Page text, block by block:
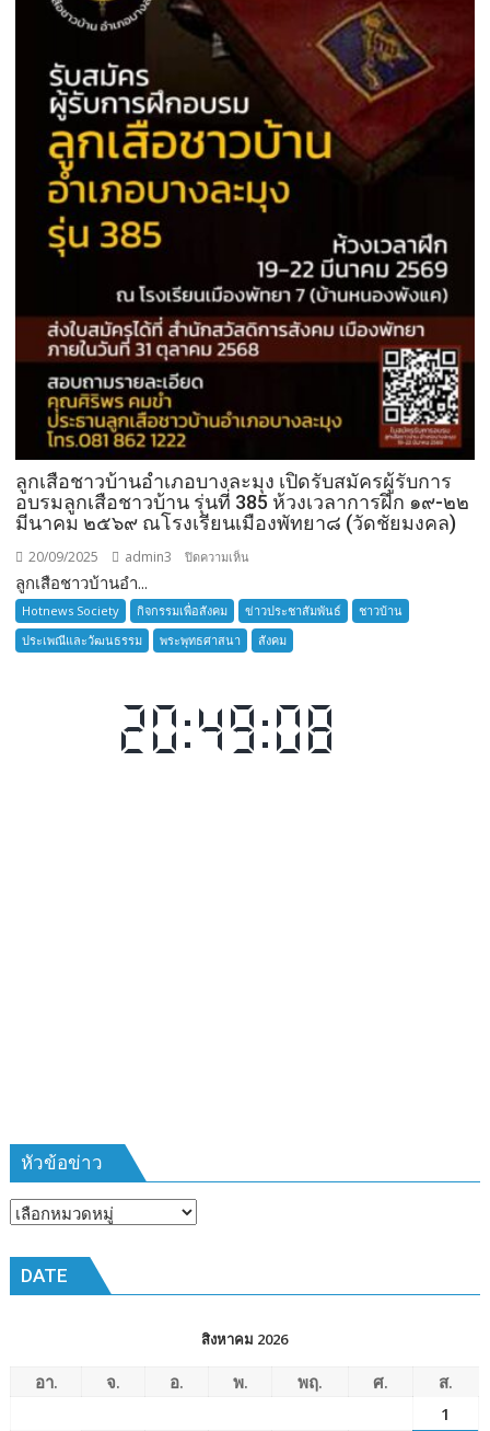
ลูกเสือชาวบ้านอำเภอบางละมุง เปิดรับสมัครผู้รับการ
อบรมลูกเสือชาวบ้าน รุ่นที่ 385 ห้วงเวลาการฝึก ๑๙-๒๒
มีนาคม ๒๕๖๙ ณโรงเรียนเมืองพัทยา๘ (วัดชัยมงคล)
20/09/2025 admin3 ปิดความเห็น
เสือ
ชาว
บ้าน
เปิด
รับ
๒๕๖๙
ลูกเสือชาวบ้านอำ...
Hotnews Society กิจกรรมเพื่อสังคม ข่าวประชาสัมพันธ์
ชาวบ้าน
ประเพณีและวัฒนธรรม
พระพุทธศาสนา สังคม
หัวข้อข่าว
หัวข้อ
DATE
สิงหาคม 2026
อา. จ. อ. พ. พฤ. ศ.
ส.
1